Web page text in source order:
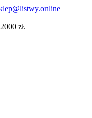
zł.